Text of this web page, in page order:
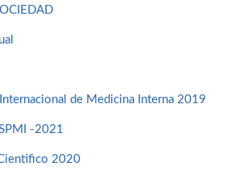
de Medicina Interna 2019
-2021
2020